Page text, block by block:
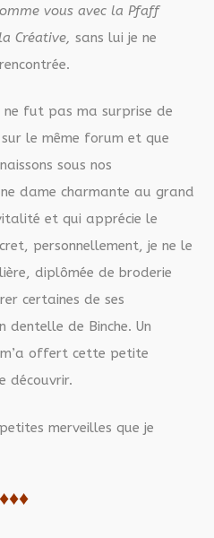
vous avec la Pfaff
Créative, sans lui je ne
ne fut pas ma surprise de
le même forum et que
sous nos
dame charmante au grand
et qui apprécie le
personnellement, je ne le
diplômée de broderie
certaines de ses
dentelle de Binche. Un
offert cette petite
découvrir.
merveilles que je
♦♦♦